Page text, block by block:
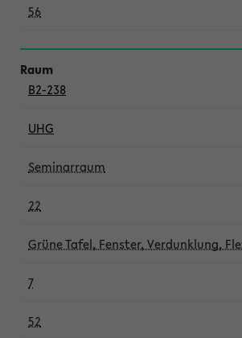
56
B2-238
UHG
Seminarraum
22
Grüne Tafel, Fenster, Verdunklung,
7
52